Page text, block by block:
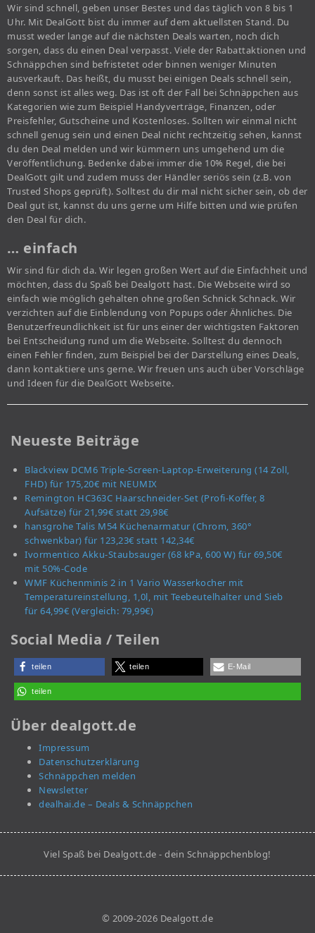
Wir sind schnell, geben unser Bestes und das täglich von 8 bis 1
Uhr. Mit DealGott bist du immer auf dem aktuellsten Stand. Du
musst weder lange auf die nächsten Deals warten, noch dich
sorgen, dass du einen Deal verpasst. Viele der Rabattaktionen und
Schnäppchen sind befristetet oder binnen weniger Minuten
ausverkauft. Das heißt, du musst bei einigen Deals schnell sein,
denn sonst ist alles weg. Das ist oft der Fall bei Schnäppchen aus
Kategorien wie zum Beispiel Handyverträge, Finanzen, oder
Preisfehler, Gutscheine und Kostenloses. Sollten wir einmal nicht
schnell genug sein und einen Deal nicht rechtzeitig sehen, kannst
du den Deal melden und wir kümmern uns umgehend um die
Veröffentlichung. Bedenke dabei immer die 10% Regel, die bei
DealGott gilt und zudem muss der Händler seriös sein (z.B. von
Trusted Shops geprüft). Solltest du dir mal nicht sicher sein, ob der
Deal gut ist, kannst du uns gerne um Hilfe bitten und wie prüfen
den Deal für dich.
… einfach
Wir sind für dich da. Wir legen großen Wert auf die Einfachheit und
möchten, dass du Spaß bei Dealgott hast. Die Webseite wird so
einfach wie möglich gehalten ohne großen Schnick Schnack. Wir
verzichten auf die Einblendung von Popups oder Ähnliches. Die
Benutzerfreundlichkeit ist für uns einer der wichtigsten Faktoren
bei Entscheidung rund um die Webseite. Solltest du dennoch
einen Fehler finden, zum Beispiel bei der Darstellung eines Deals,
dann kontaktiere uns gerne. Wir freuen uns auch über Vorschläge
und Ideen für die DealGott Webseite.
Neueste Beiträge
Blackview DCM6 Triple-Screen-Laptop-Erweiterung (14 Zoll,
FHD) für 175,20€ mit NEUMIX
Remington HC363C Haarschneider-Set (Profi-Koffer, 8
Aufsätze) für 21,99€ statt 29,98€
hansgrohe Talis M54 Küchenarmatur (Chrom, 360°
schwenkbar) für 123,23€ statt 142,34€
Ivormentico Akku-Staubsauger (68 kPa, 600 W) für 69,50€
mit 50%-Code
WMF Küchenminis 2 in 1 Vario Wasserkocher mit
Temperatureinstellung, 1,0l, mit Teebeutelhalter und Sieb
für 64,99€ (Vergleich: 79,99€)
Social Media / Teilen
teilen teilen E-Mail
teilen
Über dealgott.de
Impressum
Datenschutzerklärung
Schnäppchen melden
Newsletter
dealhai.de – Deals & Schnäppchen
Viel Spaß bei Dealgott.de - dein Schnäppchenblog!
© 2009-2026 Dealgott.de